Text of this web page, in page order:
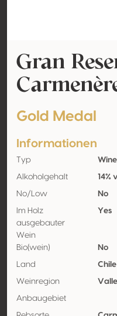
Gran
Gold Medal
Informationen
Typ Wine
Alkoholgehalt 14%
No/Low No
Im Holz
ausgebauter
Wein
Yes
Bio(wein) No
Land Chile
Weinregion
Anbaugebiet